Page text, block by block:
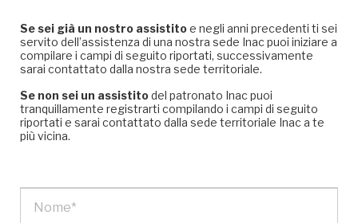
Se sei già un nostro assistitoe negli anni precedenti ti sei
servito dell’assistenza di una nostra sede Inac puoi iniziare a
compilare i campi di seguito riportati, successivamente
sarai contattato dalla nostra sede territoriale.
Se non sei un assistitodel patronato Inac puoi
tranquillamente registrarti compilando i campi di seguito
riportati e sarai contattato dalla sede territoriale Inac a te
più vicina.